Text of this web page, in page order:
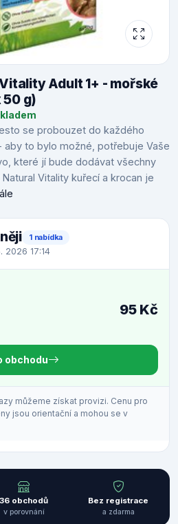
Adult 1+ - mořské
50 g)
se probouzet do každého
to bylo možné, potřebuje Vaše
které jí bude dodávat všechny
Vitality kuřecí a krocan je
1 nabídka
2026 17:14
95 Kč
obchodu
můžeme získat provizi. Cenu pro
jsou orientační a mohou se v
36 obchodů
v porovnání
Bez registrace
a zdarma